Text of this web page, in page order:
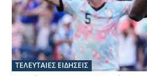
ΤΕΛΕΥΤΑΙΕΣ ΕΙΔΗΣΕΙΣ